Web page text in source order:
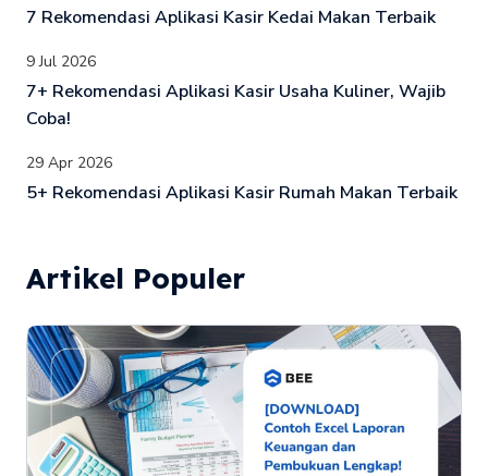
7 Rekomendasi Aplikasi Kasir Kedai Makan Terbaik
9 Jul 2026
7+ Rekomendasi Aplikasi Kasir Usaha Kuliner, Wajib
Coba!
29 Apr 2026
5+ Rekomendasi Aplikasi Kasir Rumah Makan Terbaik
Artikel Populer